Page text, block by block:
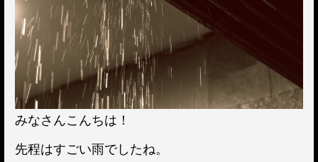
みなさんこんちは！
先程はすごい雨でしたね。